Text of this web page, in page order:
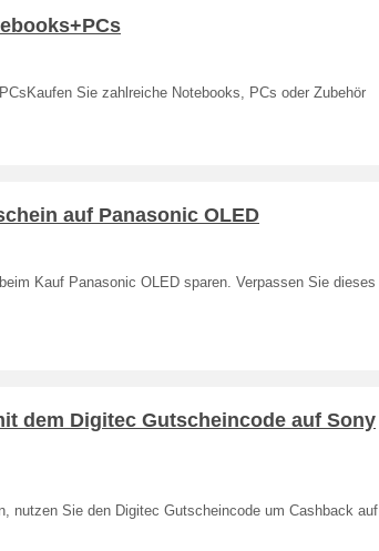
Sie zahlreiche Notebooks, PCs oder Zubehör
auf Panasonic OLED
Kauf Panasonic OLED sparen. Verpassen Sie dieses
dem Digitec Gutscheincode auf Sony
nutzen Sie den Digitec Gutscheincode um Cashback auf